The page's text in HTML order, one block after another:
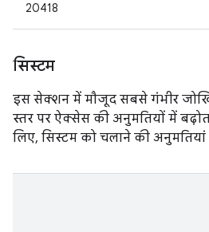
20418
सिस्टम
इस सेक्शन में मौजूद सबसे गंभीर
स्तर पर ऐक्सेस की अनुमतियों में
लिए, सिस्टम को चलाने की